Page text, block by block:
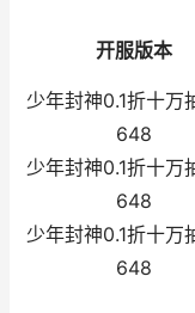
开服版本
少年封神0.1折十万
648
少年封神0.1折十万
648
少年封神0.1折十万
648